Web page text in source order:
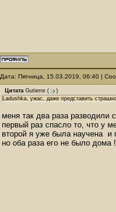
Дата: Пятница, 15.03.2019, 06:40 |
Цитата Gutierre (
)
Ladushka, ужас, даже представить
меня так два раза разводили
первый раз спасло то, что у
второй я уже была научена и
но оба раза его не было